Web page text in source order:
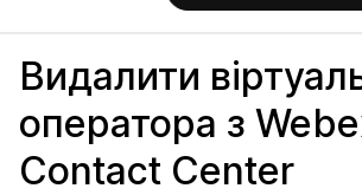
Видалити
оператора з
Contact Center